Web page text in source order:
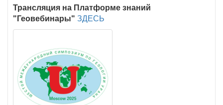
Трансляция на Платформе знаний
"Геовебинары" ЗДЕСЬ